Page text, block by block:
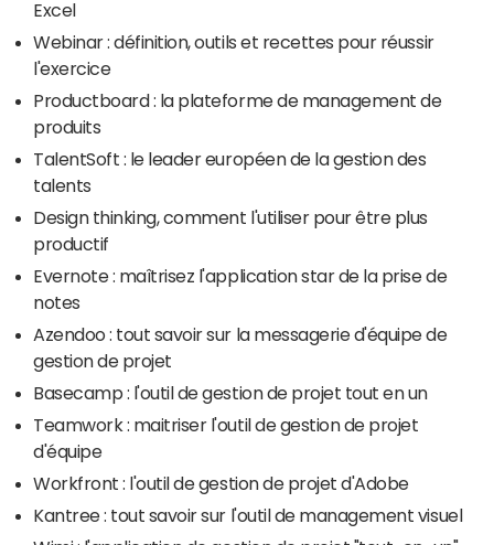
Excel
Webinar : définition, outils et recettes pour réussir
l'exercice
Productboard : la plateforme de management de
produits
TalentSoft : le leader européen de la gestion des
talents
Design thinking, comment l'utiliser pour être plus
productif
Evernote : maîtrisez l'application star de la prise de
notes
Azendoo : tout savoir sur la messagerie d'équipe de
gestion de projet
Basecamp : l'outil de gestion de projet tout en un
Teamwork : maitriser l'outil de gestion de projet
d'équipe
Workfront : l'outil de gestion de projet d'Adobe
Kantree : tout savoir sur l'outil de management visuel